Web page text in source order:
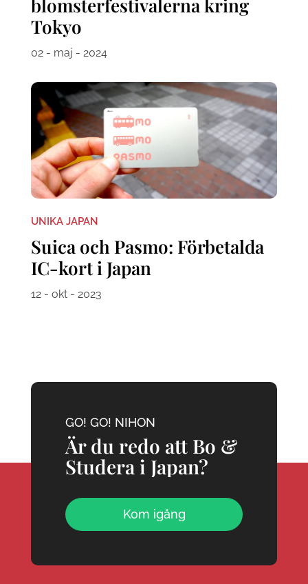
blomsterfestivalerna kring
Tokyo
02 - maj - 2024
UNIKA JAPAN
Suica och Pasmo: Förbetalda
IC-kort i Japan
12 - okt - 2023
GO! GO! NIHON
Är du redo att Bo &
Studera i Japan?
Kom igång